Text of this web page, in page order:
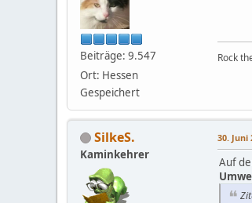
Beiträge: 9.547
Ort: Hessen
Gespeichert
Rock
SilkeS.
Kaminkehrer
30. Juni
Auf